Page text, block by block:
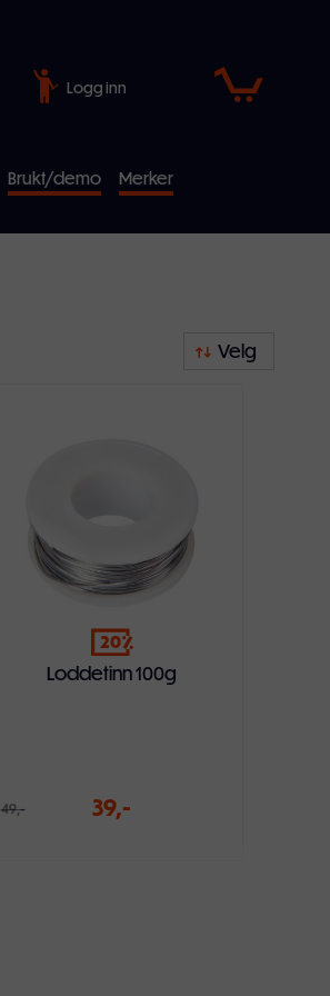
Logg inn
Brukt/demo Merker
20
Loddetinn 100g
49,- 39,-